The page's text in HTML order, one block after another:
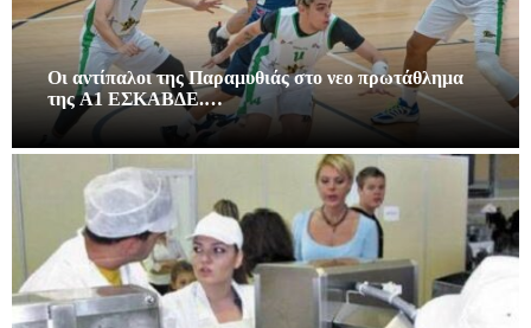
Οι αντίπαλοι της Παραμυθιάς στο νεο πρωτάθλημα
της A1 ΕΣΚΑΒΔΕ.…